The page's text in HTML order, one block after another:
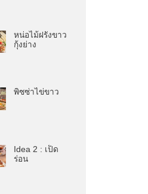
หน่อไม้ฝรั่งขาว
กุ้งย่าง
พิซซ่าไข่ขาว
Idea 2 : เป็ด
ร่อน